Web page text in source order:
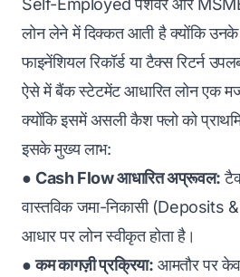
Self-Employed पेशेवर और
लोन लेने में दिक्कत आती है क्योंकि उनके
फाइनेंशियल रिकॉर्ड या टैक्स रिटर्न
ऐसे में बैंक स्टेटमेंट आधारित लोन एक
क्योंकि इसमें असली कैश फ्लो को
इसके मुख्य लाभ:
●Cash Flow आधारित अप्रूवल:
वास्तविक जमा-निकासी
आधार पर लोन स्वीकृत होता है।
●कम कागज़ी प्रक्रिया: आमतौर पर